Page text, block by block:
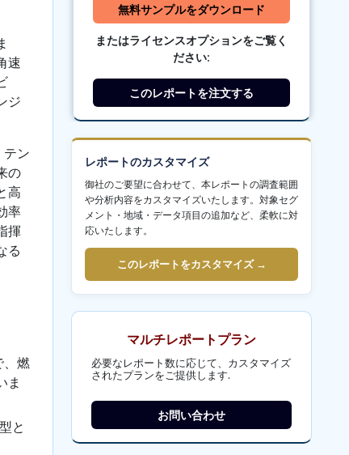
速
ジ
ン
の
高
率
揮
る
、燃
ま
と
無料サンプルをダウンロード
またはライセンスオプションをご覧く
ださい:
このレポートを注文する
レポートのカスタマイズ
御社のご要望に合わせて、本レポートの調査範囲
や分析内容をカスタマイズいたします。対象セグ
メント・地域・データ項目の追加など、柔軟に対
応いたします。
このレポートをカスタマイズ →
マルチレポートプラン
必要なレポート数に応じて、カスタマイズ
されたプランをご提供します.
お問い合わせ